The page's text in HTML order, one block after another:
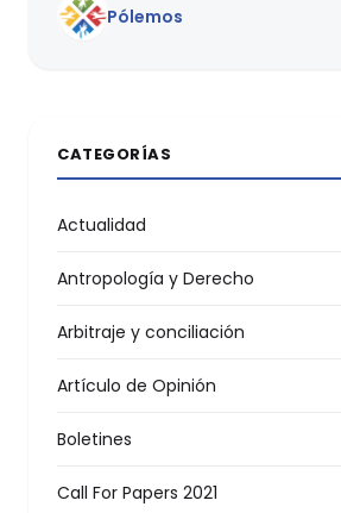
Pólemos
CATEGORÍAS
Actualidad
Antropología y Derecho
Arbitraje y conciliación
Artículo de Opinión
Boletines
Call For Papers 2021